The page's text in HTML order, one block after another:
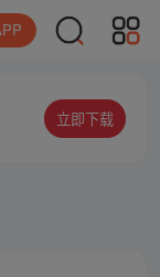
立即下载